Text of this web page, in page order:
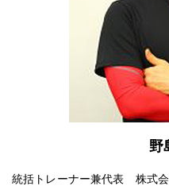
野
統括トレーナー兼代表 株式